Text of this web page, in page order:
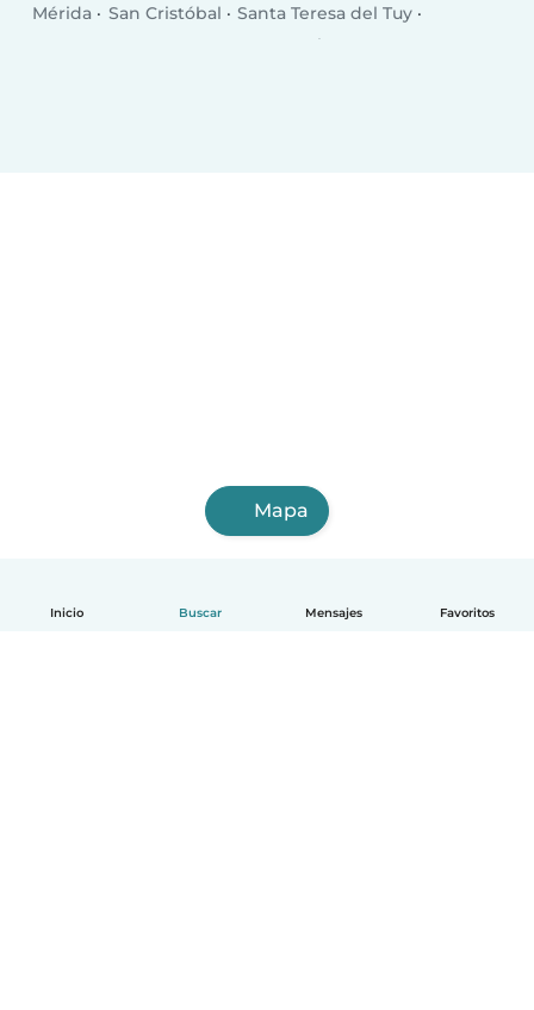
Inicio Buscar Mensajes Favoritos
Mérida
San Cristóbal
Santa Teresa del Tuy
Valera
Mapa